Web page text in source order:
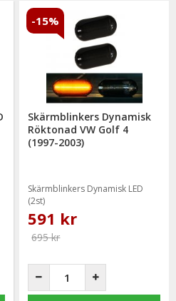
Skärmblinkers Dynamisk
Röktonad VW Golf 4
(1997-2003)
Skärmblinkers Dynamisk LED
(2st)
591 kr
695 kr
-15%